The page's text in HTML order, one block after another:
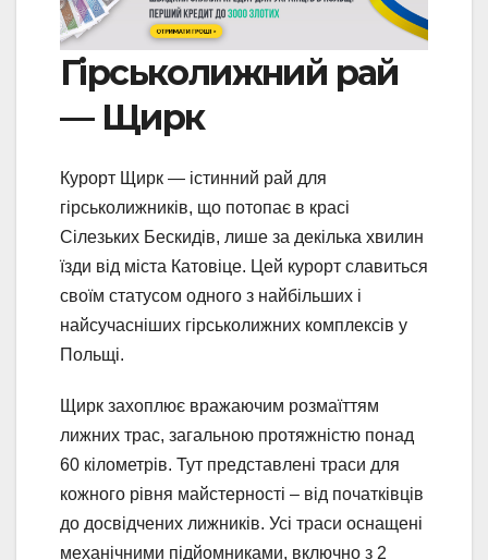
Гірськолижний рай
— Щирк
Курорт Щирк — істинний рай для
гірськолижників, що потопає в красі
Сілезьких Бескидів, лише за декілька хвилин
їзди від міста Катовіце. Цей курорт славиться
своїм статусом одного з найбільших і
найсучасніших гірськолижних комплексів у
Польщі.
Щирк захоплює вражаючим розмаїттям
лижних трас, загальною протяжністю понад
60 кілометрів. Тут представлені траси для
кожного рівня майстерності – від початківців
до досвідчених лижників. Усі траси оснащені
механічними підйомниками, включно з 2